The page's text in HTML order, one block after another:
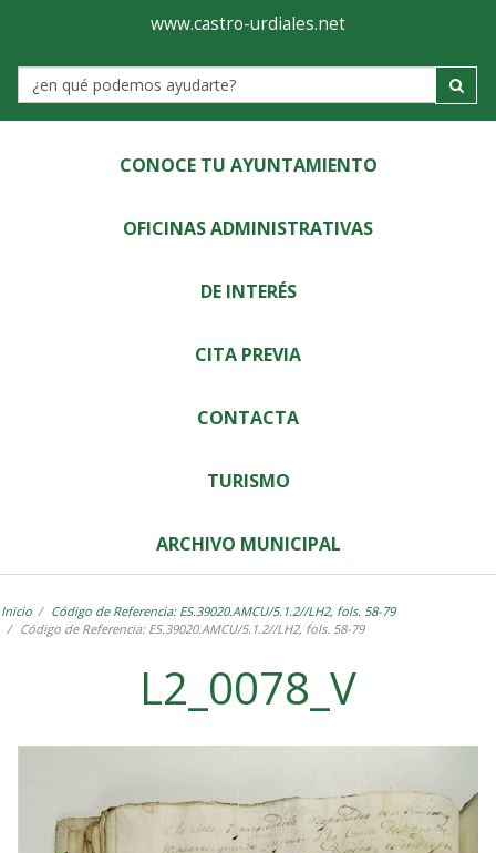
Ayuntamiento
de
Castro-
Urdiales
www.castro-urdiales.net
Label
CONOCE TU AYUNTAMIENTO
OFICINAS ADMINISTRATIVAS
DE INTERÉS
CITA PREVIA
CONTACTA
TURISMO
ARCHIVO MUNICIPAL
Inicio
Código de Referencia: ES.39020.AMCU/5.1.2//LH2, fols. 58-79
Código de Referencia: ES.39020.AMCU/5.1.2//LH2, fols. 58-79
L2_0078_V